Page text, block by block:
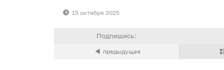
15 октября 2025